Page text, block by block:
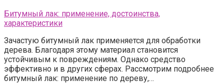
Битумный лак: применение, достоинства,
характеристики
Зачастую битумный лак применяется для обработки
дерева. Благодаря этому материал становится
устойчивым к повреждениям. Однако средство
эффективно и в других сферах. Рассмотрим подробнее
битумный лак: применение по дереву,…